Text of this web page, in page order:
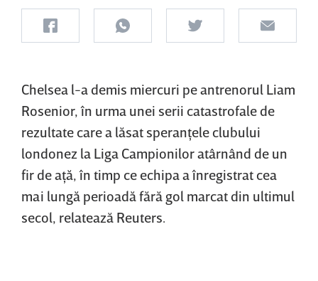
Chelsea l-a demis miercuri pe antrenorul Liam
Rosenior, în urma unei serii catastrofale de
rezultate care a lăsat speranţele clubului
londonez la Liga Campionilor atârnând de un
fir de aţă, în timp ce echipa a înregistrat cea
mai lungă perioadă fără gol marcat din ultimul
secol, relatează Reuters.